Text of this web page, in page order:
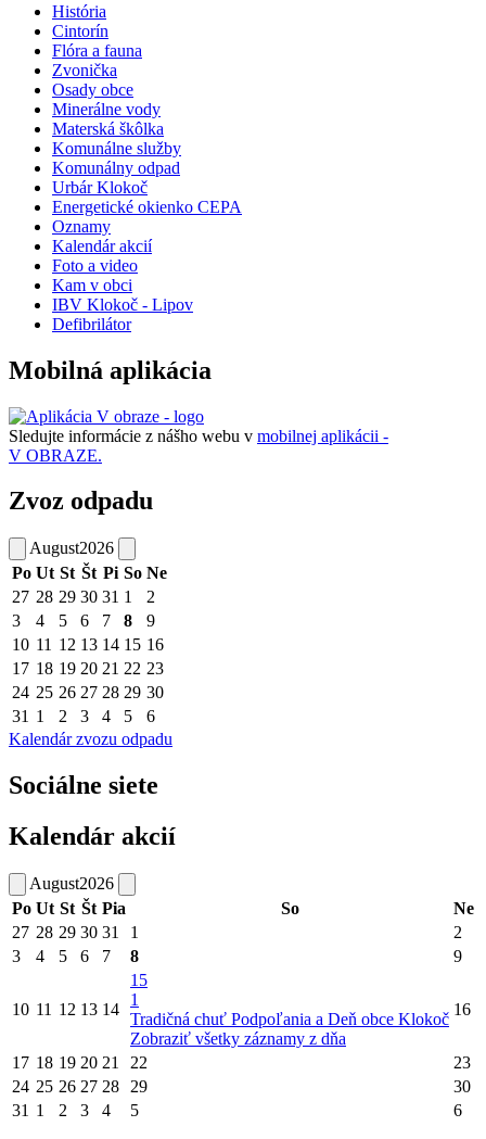
História
Cintorín
Flóra a fauna
Zvonička
Osady obce
Minerálne vody
Materská škôlka
Komunálne služby
Komunálny odpad
Urbár Klokoč
Energetické okienko CEPA
Oznamy
Kalendár akcií
Foto a video
Kam v obci
IBV Klokoč - Lipov
Defibrilátor
Mobilná aplikácia
Sledujte informácie z nášho webu v mobilnej aplikácii -
V OBRAZE.
Zvoz odpadu
August2026
Po Ut St Št Pi So Ne
27 28 29 30 31 1
2
3
4 5 6 7 8
9
10 11 12 13 14 15 16
17 18 19 20 21 22 23
24 25 26 27 28 29 30
31 1 2 3 4 5
6
Kalendár zvozu odpadu
Sociálne siete
Kalendár akcií
August2026
Po Ut St Št Pia So
Ne
27 28 29 30 31 1
2
3
4 5 6 7 8 9
10 11 12 13 14
15
1
Tradičná chuť Podpoľania a Deň obce Klokoč
Zobraziť všetky záznamy z dňa
16
17 18 19 20 21 22
23
24 25 26 27 28 29
30
31 1 2 3 4 5 6